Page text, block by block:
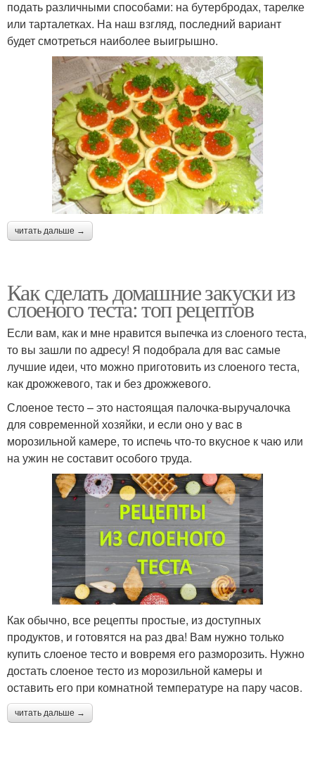
подать различными способами: на бутербродах, тарелке
или тарталетках. На наш взгляд, последний вариант
будет смотреться наиболее выигрышно.
читать дальше →
Как сделать домашние закуски из
слоеного теста: топ рецептов
Если вам, как и мне нравится выпечка из слоеного теста,
то вы зашли по адресу! Я подобрала для вас самые
лучшие идеи, что можно приготовить из слоеного теста,
как дрожжевого, так и без дрожжевого.
Слоеное тесто – это настоящая палочка-выручалочка
для современной хозяйки, и если оно у вас в
морозильной камере, то испечь что-то вкусное к чаю или
на ужин не составит особого труда.
Как обычно, все рецепты простые, из доступных
продуктов, и готовятся на раз два! Вам нужно только
купить слоеное тесто и вовремя его разморозить. Нужно
достать слоеное тесто из морозильной камеры и
оставить его при комнатной температуре на пару часов.
читать дальше →